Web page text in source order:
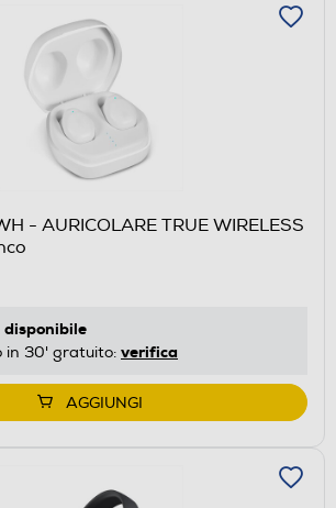
- AURICOLARE TRUE WIRELESS
disponibile
in 30' gratuito: verifica
AGGIUNGI